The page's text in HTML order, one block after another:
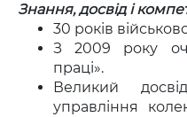
Знання, досвід і
30 років
З 2009 року
праці».
Великий
управління